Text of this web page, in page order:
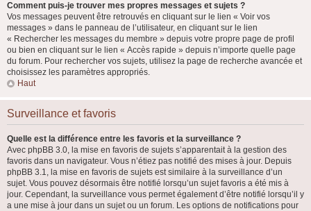
Comment puis-je trouver mes propres messages et sujets ?
Vos messages peuvent être retrouvés en cliquant sur le lien « Voir vos
messages » dans le panneau de l’utilisateur, en cliquant sur le lien
« Rechercher les messages du membre » depuis votre propre page de profil
ou bien en cliquant sur le lien « Accès rapide » depuis n’importe quelle page
du forum. Pour rechercher vos sujets, utilisez la page de recherche avancée et
choisissez les paramètres appropriés.
Haut
Surveillance et favoris
Quelle est la différence entre les favoris et la surveillance ?
Avec phpBB 3.0, la mise en favoris de sujets s’apparentait à la gestion des
favoris dans un navigateur. Vous n’étiez pas notifié des mises à jour. Depuis
phpBB 3.1, la mise en favoris de sujets est similaire à la surveillance d’un
sujet. Vous pouvez désormais être notifié lorsqu’un sujet favoris a été mis à
jour. Cependant, la surveillance vous permet également d’être notifié lorsqu’il y
a une mise à jour dans un sujet ou un forum. Les options de notifications pour